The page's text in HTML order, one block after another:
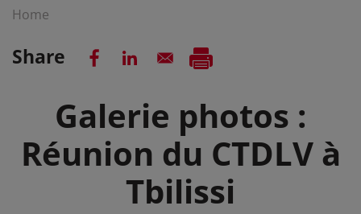
Home
Share
Galerie photos :
Réunion du CTDLV à
Tbilissi